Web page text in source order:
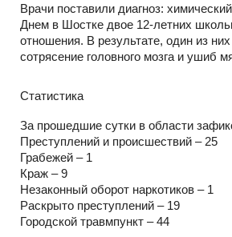
Врачи поставили диагноз:
Днем в Шостке двое 12-летних
отношения. В результате, один из
сотрясение головного мозга и ушиб
Статистика
За прошедшие сутки в области
Преступлений и происшествий – 25
Грабежей – 1
Краж – 9
Незаконный оборот наркотиков – 1
Раскрыто преступлений – 19
Городской травмпункт – 44